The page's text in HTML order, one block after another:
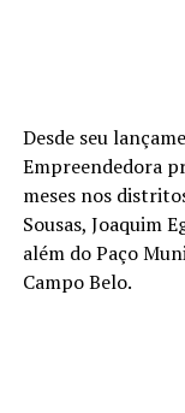
Desde seu
Empreendedora
meses nos
Sousas, Joaquim
além do Paço
Campo Belo.